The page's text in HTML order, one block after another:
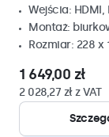
Wejścia: HDMI,
Montaż:
Rozmiar: 228 x
1 649,00 zł
2 028,27 zł z VAT